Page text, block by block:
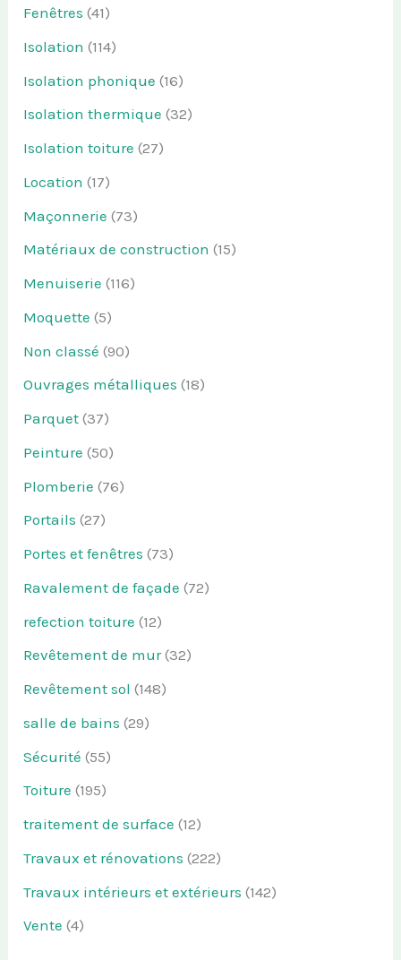
Fenêtres (41)
Isolation (114)
Isolation phonique (16)
Isolation thermique (32)
Isolation toiture (27)
Location (17)
Maçonnerie (73)
Matériaux de construction (15)
Menuiserie (116)
Moquette (5)
Non classé (90)
Ouvrages métalliques (18)
Parquet (37)
Peinture (50)
Plomberie (76)
Portails (27)
Portes et fenêtres (73)
Ravalement de façade (72)
refection toiture (12)
Revêtement de mur(32)
Revêtement sol (148)
salle de bains (29)
Sécurité (55)
Toiture (195)
traitement de surface (12)
Travaux et rénovations (222)
Travaux intérieurs et extérieurs (142)
Vente (4)